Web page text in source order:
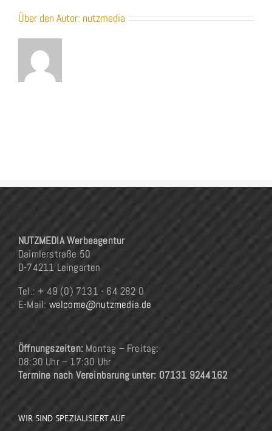
Über den Autor: nutzmedia
NUTZMEDIA Werbeagentur
Daimlerstraße 50
D-74211 Leingarten
Tel.: + 49 (0) 7131 - 64 282 0
E-Mail: welcome@nutzmedia.de
Öffnungszeiten: Montag – Freitag:
08:30 Uhr – 17:30 Uhr
Termine nach Vereinbarung unter: 07131 9244162
WIR SIND SPEZIALISIERT AUF